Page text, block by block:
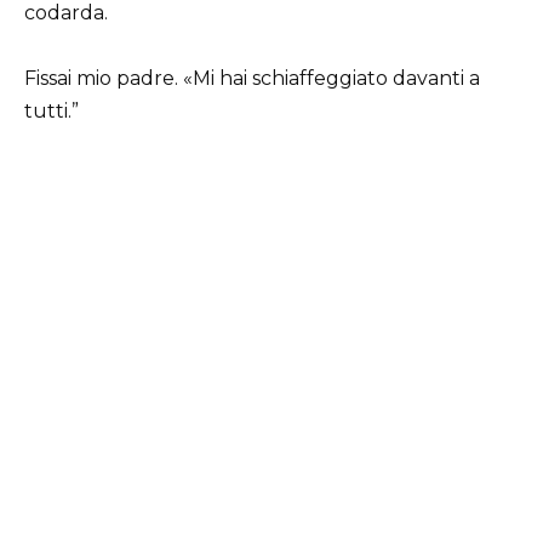
codarda.
Fissai mio padre. «Mi hai schiaffeggiato davanti a
tutti.”